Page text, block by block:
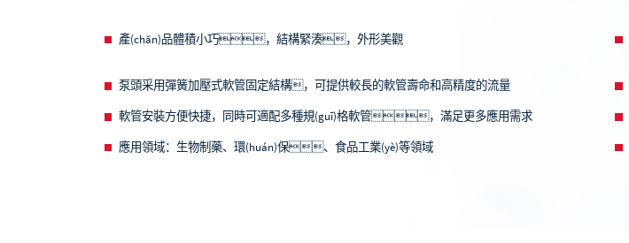
產(chǎn)品體積小巧，結構緊湊，外形美觀
泵頭采用彈簧加壓式軟管固定結構，可提供較長的軟管壽命和高精度的流量
軟管安裝方便快捷，同時可適配多種規(guī)格軟管，滿足更多應用需求
應用領域： 生物制藥、環(huán)保、食品工業(yè)等領域